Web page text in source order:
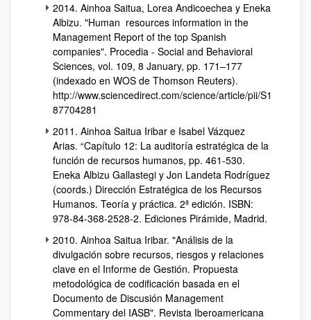
2014. Ainhoa Saitua, Lorea Andicoechea y Eneka
Albizu. "Human resources information in the
Management Report of the top Spanish
companies". Procedia - Social and Behavioral
Sciences, vol. 109, 8 January, pp. 171–177
(indexado en WOS de Thomson Reuters).
http://www.sciencedirect.com/science/article/pii/S1
87704281
2011. Ainhoa Saitua Iribar e Isabel Vázquez
Arias. “Capítulo 12: La auditoría estratégica de la
función de recursos humanos, pp. 461-530.
Eneka Albizu Gallastegi y Jon Landeta Rodríguez
(coords.) Dirección Estratégica de los Recursos
Humanos. Teoría y práctica. 2ª edición. ISBN:
978-84-368-2528-2. Ediciones Pirámide, Madrid.
2010. Ainhoa Saitua Iribar. "Análisis de la
divulgación sobre recursos, riesgos y relaciones
clave en el Informe de Gestión. Propuesta
metodológica de codificación basada en el
Documento de Discusión Management
Commentary del IASB". Revista Iberoamericana